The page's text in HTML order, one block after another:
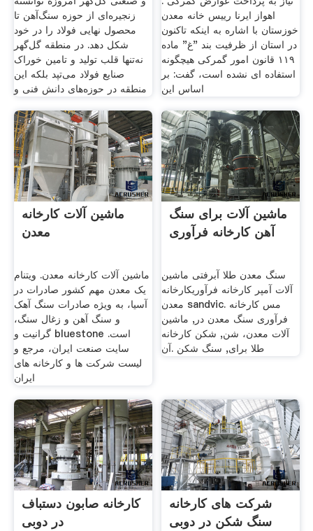
زنجیره‌ای از حوزه سنگ‌آهن تا
محصول نهایی فولاد را در خود
شکل دهد. در منطقه گل‌گهر
نه‌تنها قلب تولید و تامین خوراک
صنایع فولاد می‌تپد بلکه این
منطقه در حوزه‌های دانش فنی و
اهواز ایرنا رییس خانه معدن
خوزستان با اشاره به اینکه تاکنون
در استان از ظرفیت بند "غ" ماده
۱۱۹ قانون امور گمرکی هیچگونه
استفاده ای نشده است، گفت: بر
اساس این
ماشین آلات کارخانه
معدن
ماشین آلات کارخانه معدن. ویتنام
یک معدن مهم کشور صادرات در
آسیا، به ویژه صادرات سنگ آهک
و سنگ آهن و زغال سنگ،
گرانیت و bluestone است.
سایت صنعت ایران، مرجع و
لیست شرکت ها و کارخانه های
ایران
ماشین آلات برای سنگ
آهن کارخانه فرآوری
سنگ معدن طلا آبرفتی ماشین
آلات آمپر کارخانه فرآوریکارخانه
معدن sandvic. مس کارخانه
فرآوری سنگ معدن در, ماشین
آلات معدن، شن, شکن کارخانه
طلا برای, سنگ شکن .آن
کارخانه صابون دستباف
در دوبی
شرکت های کارخانه
سنگ شکن در دوبی